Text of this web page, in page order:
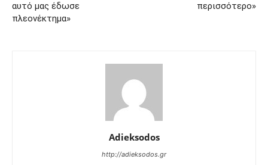
αυτό μας έδωσε
πλεονέκτημα»
περισσότερο»
Adieksodos
http://adieksodos.gr